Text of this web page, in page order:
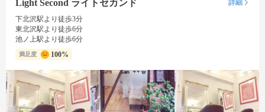
Light Second ライトセカンド
詳細
下北沢駅より徒歩3分
東北沢駅より徒歩6分
池ノ上駅より徒歩6分
満足度 100%